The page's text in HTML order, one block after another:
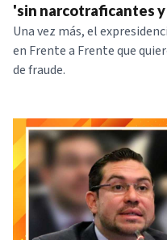
'sin narcotraficantes
Una vez más, el
en Frente a Frente que
de fraude.